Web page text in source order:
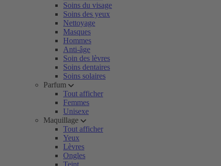
Soins du visage
Soins des yeux
Nettoyage
Masques
Hommes
Anti-âge
Soin des lèvres
Soins dentaires
Soins solaires
Parfum
Tout afficher
Femmes
Unisexe
Maquillage
Tout afficher
Yeux
Lèvres
Ongles
Teint